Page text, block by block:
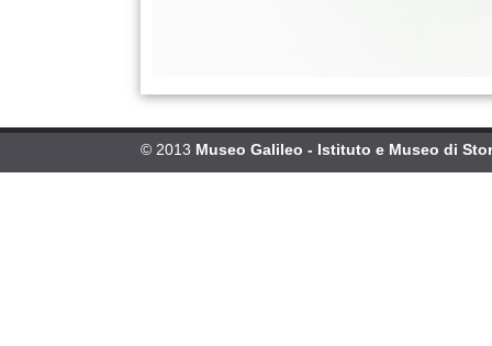
© 2013 Museo Galileo - Istituto e Museo di